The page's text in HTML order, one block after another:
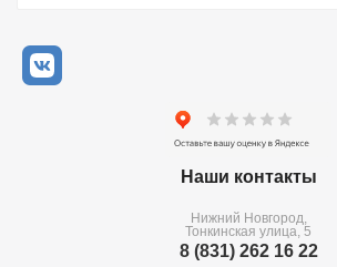
Наши контакты
Нижний Новгород,
Тонкинская улица, 5
8 (831) 262 16 22